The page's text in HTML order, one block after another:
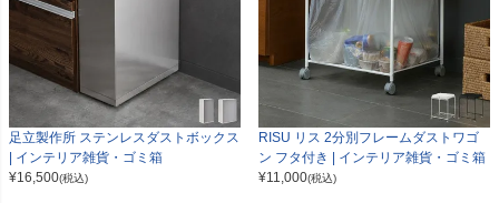
足立製作所 ステンレスダストボックス
| インテリア雑貨・ゴミ箱
¥16,500(税込)
RISU リス 2分別フレームダストワゴ
ン フタ付き | インテリア雑貨・ゴミ箱
¥11,000(税込)